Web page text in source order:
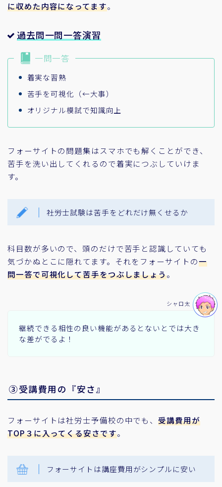
に収めた内容になってます。
過去問一問一答演習
一問一答
着実な習熟
苦手を可視化（←大事）
オリジナル模試で知識向上
フォーサイトの問題集はスマホでも解くことができ、
苦手を洗い出してくれるので着実につぶしていけま
す。
社労士試験は苦手をどれだけ無くせるか
科目数が多いので、頭のだけで苦手と認識していても
気づかぬとこに隠れてます。それをフォーサイトの一
問一答で可視化して苦手をつぶしましょう。
継続できる相性の良い機能があるとないとでは大き
な差がでるよ！
シャロ太
③受講費用の『安さ』
フォーサイトは社労士予備校の中でも、受講費用が
TOP３に入ってくる安さです。
フォーサイトは講座費用がシンプルに安い